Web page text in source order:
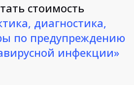
стоимость
диагностика,
по предупреждению
инфекции»